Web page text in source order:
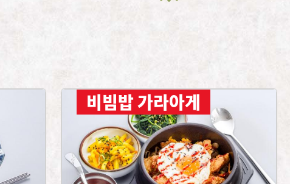
비빔밥 가라아게